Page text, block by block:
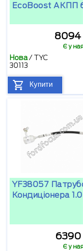
EcoBoost АКПП
8094
Є у
Нова/ TYC
30113
Купити
YF38057
Кондиціонера 1.0
6390
Є у